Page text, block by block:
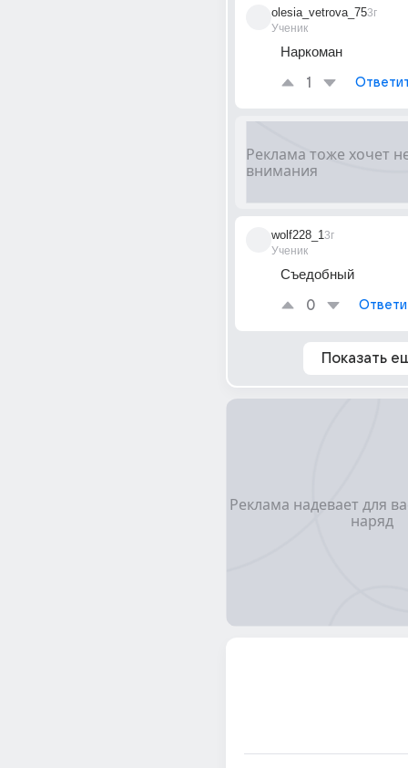
olesia_vetrova_75
Ученик
3г
Наркоман
1
wolf228_1
Ученик
3г
Съедобный
0
Показать